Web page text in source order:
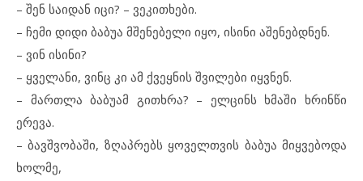
– შენ საიდან იცი? – ვეკითხები.
– ჩემი დიდი ბაბუა მშენებელი იყო, ისინი აშენებდნენ.
– ვინ ისინი?
– ყველანი, ვინც კი ამ ქვეყნის შვილები იყვნენ.
– მართლა ბაბუამ გითხრა? – ელცინს ხმაში ხრინწი
ერევა.
– ბავშვობაში, ზღაპრებს ყოველთვის ბაბუა მიყვებოდა
ხოლმე,